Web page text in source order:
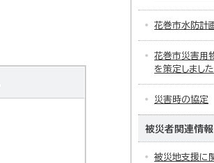
花巻市水防計
花巻市災害用
を策定しました
災害時の協定
被災者関連情報
被災地支援に